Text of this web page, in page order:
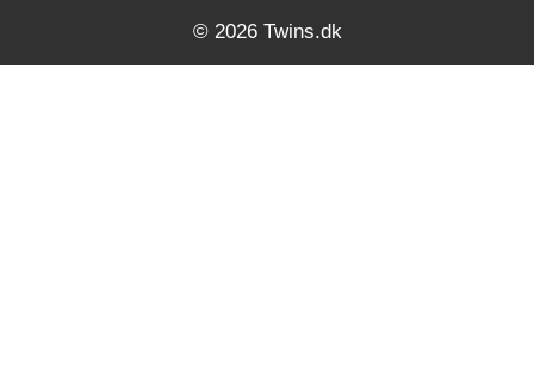
© 2026 Twins.dk